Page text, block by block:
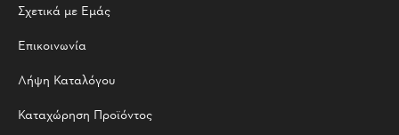
Σχετικά με Εμάς
Επικοινωνία
Λήψη Καταλόγου
Καταχώρηση Προϊόντος